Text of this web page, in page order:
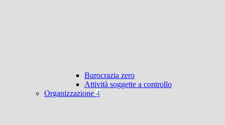
Burocrazia zero
Attività soggette a controllo
Organizzazione 4